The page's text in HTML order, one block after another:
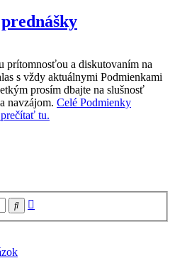
prítomnosťou a diskutovaním na
s vždy aktuálnymi Podmienkami
prosím dbajte na slušnosť
navzájom. Celé Podmienky
tu.
Hľadať